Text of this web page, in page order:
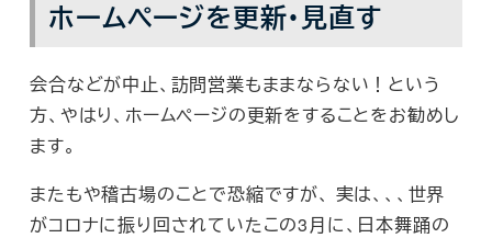
ホームページを更新・見直す
会合などが中止、訪問営業もままならない！という
方、やはり、ホームページの更新をすることをお勧めし
ます。
またもや稽古場のことで恐縮ですが、 実は、、、世界
がコロナに振り回されていたこの3月に、日本舞踊の